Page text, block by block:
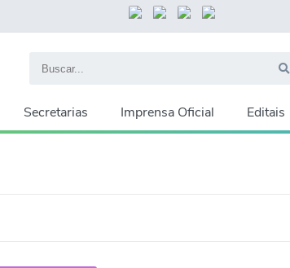
Secretarias Imprensa Oficial Editais